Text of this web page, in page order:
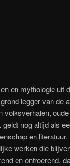
en mythologie uit
legger van de
volksverhalen,
nog altijd als
en literatuur.
werken die
en ontroerend,